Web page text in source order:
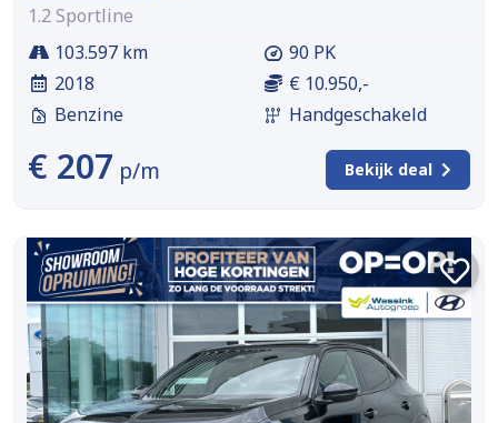
1.2 Sportline
103.597 km
2018
Benzine
90 PK
€ 10.950,-
Handgeschakeld
€ 207 p/m Bekijk deal